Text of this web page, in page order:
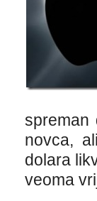
spreman
novca,
dolara
veoma